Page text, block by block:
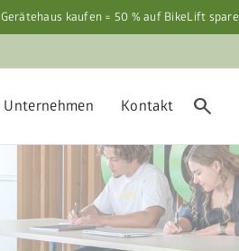
Gerätehaus kaufen = 50 % auf BikeLift
Unternehmen Kontakt search